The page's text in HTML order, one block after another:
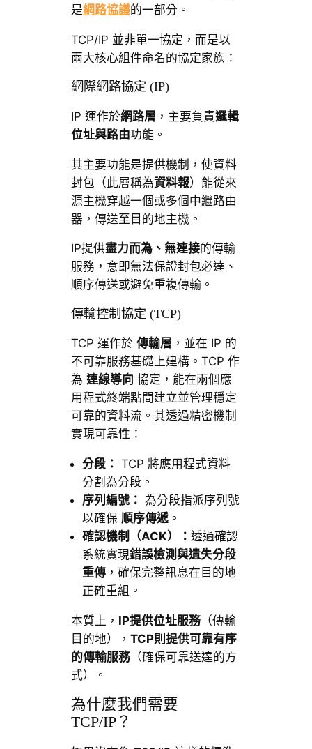
是網路協議的一部分。
TCP/IP 並非單一協定，而是以
兩大核心組件命名的協定家族：
網際網路協定 (IP)
IP 運作於網路層 ，主要負責邏輯
位址與路由功能。
其主要功能是提供機制，使資料
封包（此層稱為資料報）能從來
源主機穿越一個或多個中繼路由
器，傳送至目的地主機。
IP提供盡力而為、無連接的傳輸
服務，意即無法保證封包必達、
順序傳送或避免重複傳輸。
傳輸控制協定 (TCP)
TCP 運作於 傳輸層 ，並在 IP 的
不可靠服務基礎上建構。TCP 作
為 連線導向 協定，能在兩個應
用程式終端點間建立並管理穩定
可靠的資料流。其透過精密機制
實現可靠性：
分段： TCP 將應用程式資料
分割為分段。
序列編號： 為分段指派序列號
以確保 順序傳遞。
確認機制（ACK）： 透過確認
系統實現錯誤檢測與遺失分段
重傳，確保完整訊息在目的地
正確重組。
本質上， IP提供位址服務（傳輸
目的地）， TCP則提供可靠有序
的傳輸服務（確保可靠送達的方
式）。
為什麼我們需要
TCP/IP？